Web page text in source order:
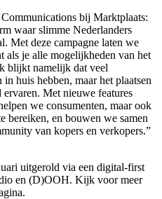
bij Marktplaats:
waar slimme Nederlanders
Met deze campagne laten we
als je alle mogelijkheden van het
blijkt namelijk dat veel
huis hebben, maar het plaatsen
Met nieuwe features
we consumenten, maar ook
bereiken, en bouwen we samen
van kopers en verkopers.”
uitgerold via een digital-first
en (D)OOH. Kijk voor meer